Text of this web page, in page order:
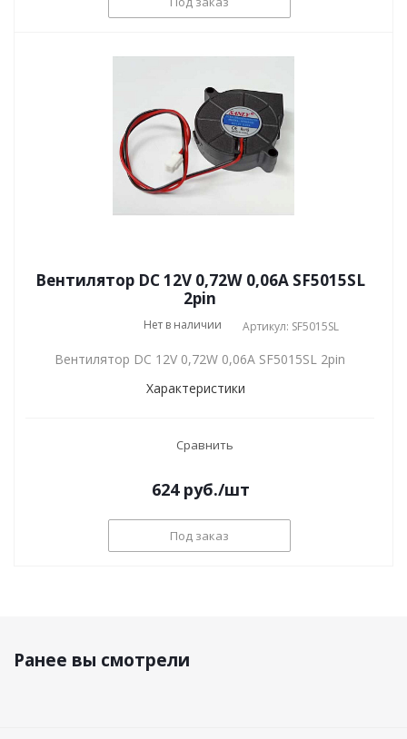
Вентилятор DC 12V 0,72W 0,06А SF5015SL
2pin
Нет в наличии Артикул: SF5015SL
Вентилятор DC 12V 0,72W 0,06А SF5015SL 2pin
Характеристики
Сравнить
624руб./шт
Под заказ
Ранее вы смотрели